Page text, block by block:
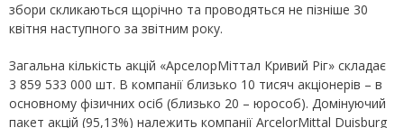
збори скликаються щорічно та проводяться не пізніше 30
квітня наступного за звітним року.
Загальна кількість акцій «АрселорМіттал Кривий Ріг» складає
3 859 533 000 шт. В компанії близько 10 тисяч акціонерів – в
основному фізичних осіб (близько 20 – юрособ). Домінуючий
пакет акцій (95,13%) належить компанії ArcelorMittal Duisburg